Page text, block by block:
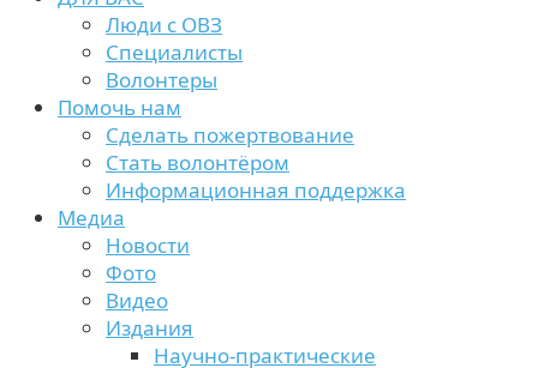
Люди с ОВЗ
Специалисты
Волонтеры
Помочь нам
Сделать пожертвование
Стать волонтёром
Информационная поддержка
Медиа
Новости
Фото
Видео
Издания
Научно-практические